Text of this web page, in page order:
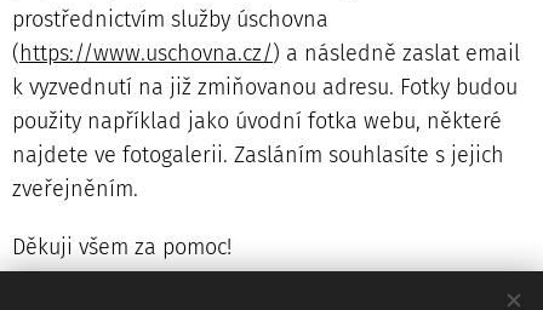
prostřednictvím služby úschovna
(https://www.uschovna.cz/) a následně zaslat email
k vyzvednutí na již zmiňovanou adresu. Fotky budou
použity například jako úvodní fotka webu, některé
najdete ve fotogalerii. Zasláním souhlasíte s jejich
zveřejněním.
Děkuji všem za pomoc!